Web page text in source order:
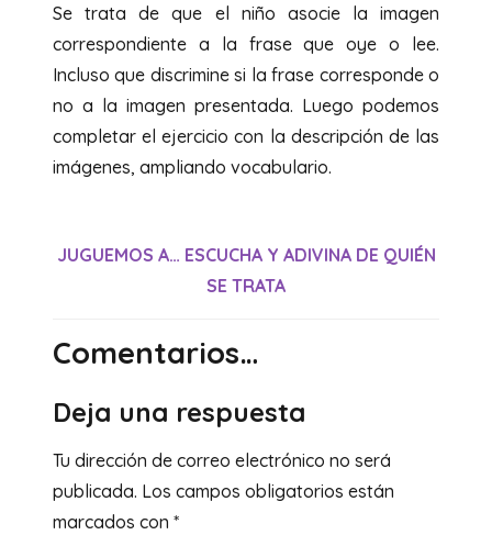
Se trata de que el niño asocie la imagen
correspondiente a la frase que oye o lee.
Incluso que discrimine si la frase corresponde o
no a la imagen presentada. Luego podemos
completar el ejercicio con la descripción de las
imágenes, ampliando vocabulario.
JUGUEMOS A… ESCUCHA Y ADIVINA DE QUIÉN
SE TRATA
Comentarios…
Deja una respuesta
Tu dirección de correo electrónico no será
publicada. Los campos obligatorios están
marcados con *